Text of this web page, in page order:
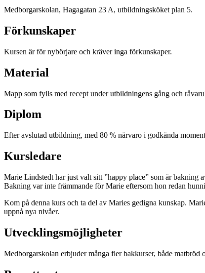
Medborgarskolan, Hagagatan 23 A, utbildningsköket plan 5.
Förkunskaper
Kursen är för nybörjare och kräver inga förkunskaper.
Material
Mapp som fylls med recept under utbildningens gång och
Diplom
Efter avslutad utbildning, med 80 % närvaro i godkända
Kursledare
Marie Lindstedt har just valt sitt ”happy place” som är bakning
Bakning var inte främmande för Marie eftersom hon redan
Kom på denna kurs och ta del av Maries gedigna kunskap.
uppnå nya nivåer.
Utvecklingsmöjligheter
Medborgarskolan erbjuder många fler bakkurser, både matbröd